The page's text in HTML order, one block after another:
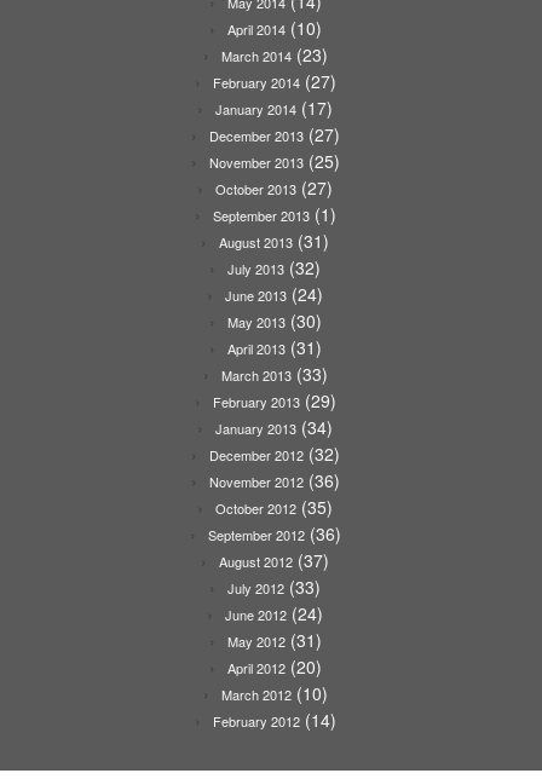
April 2014(10)
March 2014(23)
February 2014(27)
January 2014 (17)
December 2013(27)
November 2013(25)
October 2013 (27)
September 2013(1)
August 2013 (31)
July 2013 (32)
June 2013 (24)
May 2013(30)
April 2013(31)
March 2013(33)
February 2013(29)
January 2013 (34)
December 2012(32)
November 2012(36)
October 2012 (35)
September 2012(36)
August 2012 (37)
July 2012 (33)
June 2012 (24)
May 2012(31)
April 2012(20)
March 2012(10)
February 2012(14)